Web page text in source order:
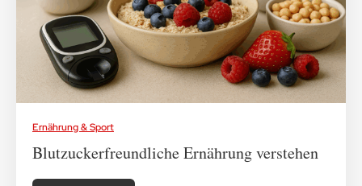
Medikamenten-Tipps
Ratgeber & Lebenshilfe
Ernährung & Sport
Blutzuckerfreundliche Ernährung verstehen